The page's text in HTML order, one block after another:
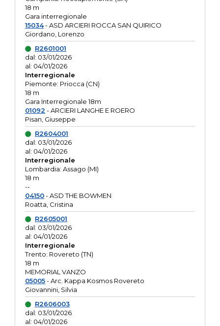
18 m
Gara interregionale
15034- ASD ARCIERI ROCCA SAN QUIRICO
Giordano, Lorenzo
R2601001
dal: 03/01/2026
al: 04/01/2026
Interregionale
Piemonte: Priocca (CN)
18 m
Gara Interregionale 18m
01092 - ARCIERI LANGHE E ROERO
Pisan, Giuseppe
R2604001
dal: 03/01/2026
al: 04/01/2026
Interregionale
Lombardia: Assago (MI)
18 m
--
04150- ASD THE BOWMEN
Roatta, Cristina
R2605001
dal: 03/01/2026
al: 04/01/2026
Interregionale
Trento: Rovereto (TN)
18 m
MEMORIAL VANZO
05005- Arc. Kappa Kosmos Rovereto
Giovannini, Silvia
R2606003
dal: 03/01/2026
al: 04/01/2026